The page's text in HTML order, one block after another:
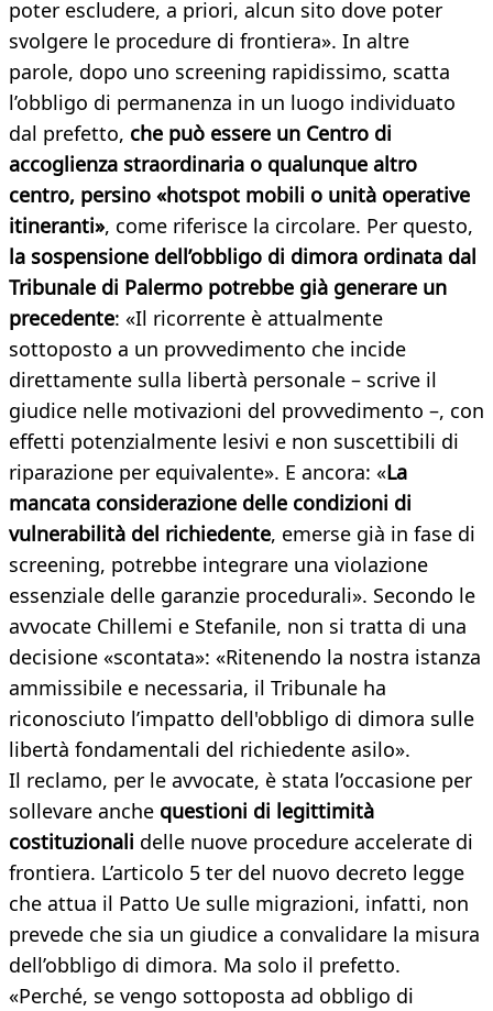
poter escludere, a priori, alcun sito dove poter
svolgere le procedure di frontiera». In altre
parole, dopo uno screening rapidissimo, scatta
l’obbligo di permanenza in un luogo individuato
dal prefetto, che può essere un Centro di
accoglienza straordinaria o qualunque altro
centro, persino «hotspot mobili o unità operative
itineranti», come riferisce la circolare. Per questo,
la sospensione dell’obbligo di dimora ordinata dal
Tribunale di Palermo potrebbe già generare un
precedente: «Il ricorrente è attualmente
sottoposto a un provvedimento che incide
direttamente sulla libertà personale – scrive il
giudice nelle motivazioni del provvedimento –, con
effetti potenzialmente lesivi e non suscettibili di
riparazione per equivalente». E ancora: «La
mancata considerazione delle condizioni di
vulnerabilità del richiedente, emerse già in fase di
screening, potrebbe integrare una violazione
essenziale delle garanzie procedurali». Secondo le
avvocate Chillemi e Stefanile, non si tratta di una
decisione «scontata»: «Ritenendo la nostra istanza
ammissibile e necessaria, il Tribunale ha
riconosciuto l’impatto dell'obbligo di dimora sulle
libertà fondamentali del richiedente asilo».
Il reclamo, per le avvocate, è stata l’occasione per
sollevare anche questioni di legittimità
costituzionali delle nuove procedure accelerate di
frontiera. L’articolo 5 ter del nuovo decreto legge
che attua il Patto Ue sulle migrazioni, infatti, non
prevede che sia un giudice a convalidare la misura
dell’obbligo di dimora. Ma solo il prefetto.
«Perché, se vengo sottoposta ad obbligo di